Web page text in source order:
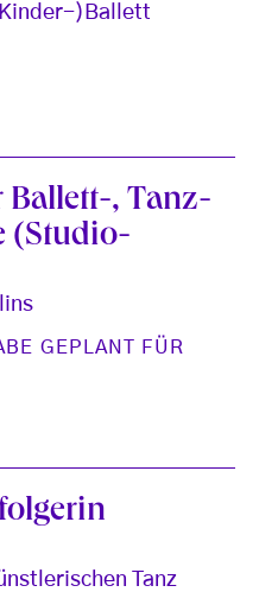
)Ballett
Ballett-, Tanz-
(Studio-
GEPLANT FÜR
Tanz